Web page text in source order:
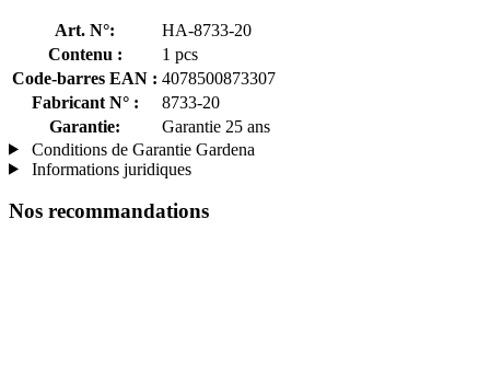
Art. N°:
HA-8733-20
Contenu :
1 pcs
Code-barres EAN : 4078500873307
Fabricant N° :
8733-20
Garantie:
Garantie 25 ans
Conditions de Garantie Gardena
Informations juridiques
Nos recommandations